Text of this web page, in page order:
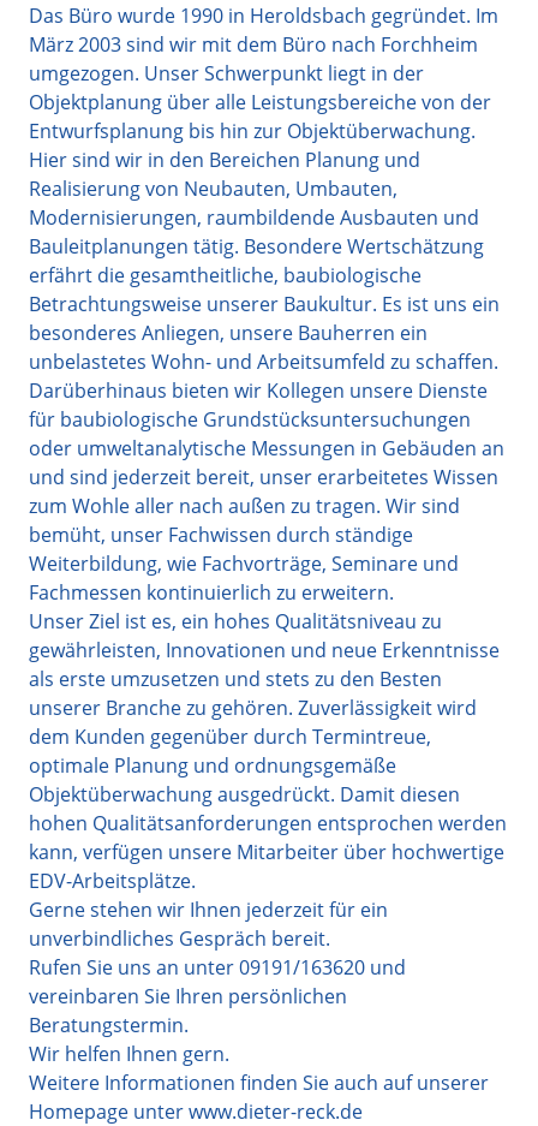
Das Büro wurde 1990 in Heroldsbach gegründet. Im
März 2003 sind wir mit dem Büro nach Forchheim
umgezogen. Unser Schwerpunkt liegt in der
Objektplanung über alle Leistungsbereiche von der
Entwurfsplanung bis hin zur Objektüberwachung.
Hier sind wir in den Bereichen Planung und
Realisierung von Neubauten, Umbauten,
Modernisierungen, raumbildende Ausbauten und
Bauleitplanungen tätig. Besondere Wertschätzung
erfährt die gesamtheitliche, baubiologische
Betrachtungsweise unserer Baukultur. Es ist uns ein
besonderes Anliegen, unsere Bauherren ein
unbelastetes Wohn- und Arbeitsumfeld zu schaffen.
Darüberhinaus bieten wir Kollegen unsere Dienste
für baubiologische Grundstücksuntersuchungen
oder umweltanalytische Messungen in Gebäuden an
und sind jederzeit bereit, unser erarbeitetes Wissen
zum Wohle aller nach außen zu tragen. Wir sind
bemüht, unser Fachwissen durch ständige
Weiterbildung, wie Fachvorträge, Seminare und
Fachmessen kontinuierlich zu erweitern.
Unser Ziel ist es, ein hohes Qualitätsniveau zu
gewährleisten, Innovationen und neue Erkenntnisse
als erste umzusetzen und stets zu den Besten
unserer Branche zu gehören. Zuverlässigkeit wird
dem Kunden gegenüber durch Termintreue,
optimale Planung und ordnungsgemäße
Objektüberwachung ausgedrückt. Damit diesen
hohen Qualitätsanforderungen entsprochen werden
kann, verfügen unsere Mitarbeiter über hochwertige
EDV-Arbeitsplätze.
Gerne stehen wir Ihnen jederzeit für ein
unverbindliches Gespräch bereit.
Rufen Sie uns an unter 09191/163620 und
vereinbaren Sie Ihren persönlichen
Beratungstermin.
Wir helfen Ihnen gern.
Weitere Informationen finden Sie auch auf unserer
Homepage unter www.dieter-reck.de